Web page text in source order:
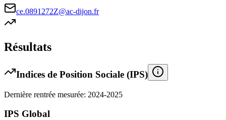
ce.0891272Z@ac-dijon.fr
Résultats
Indices de Position Sociale (IPS)
Dernière rentrée mesurée: 2024-2025
IPS Global